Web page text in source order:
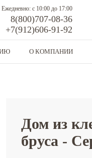
Ежедневно: с 10:00 до 17:00
8(800)707-08-36
+7(912)606-91-92
О КОМПАНИИ
Дом из
бруса -